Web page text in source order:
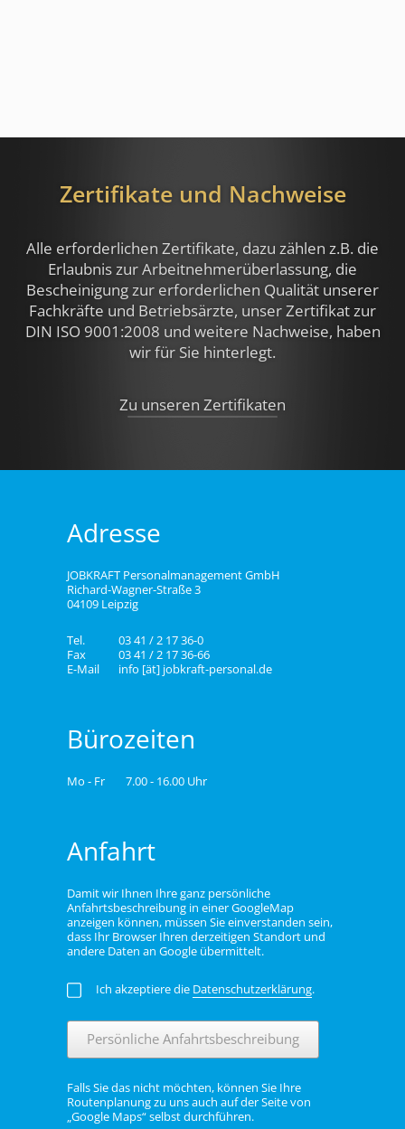
Zertifikate und Nachweise
Alle erforderlichen Zertifikate, dazu zählen z.B. die
Erlaubnis zur Arbeitnehmerüberlassung, die
Bescheinigung zur erforderlichen Qualität unserer
Fachkräfte und Betriebsärzte, unser Zertifikat zur
DIN ISO 9001:2008 und weitere Nachweise, haben
wir für Sie hinterlegt.
Zu unseren Zertifikaten
Adresse
JOBKRAFT Personalmanagement GmbH
Richard-Wagner-Straße 3
04109 Leipzig
Tel.
03 41 / 2 17 36-0
Fax
03 41 / 2 17 36-66
E-Mail
info [ät] jobkraft-personal.de
Bürozeiten
Mo - Fr 7.00 - 16.00 Uhr
Anfahrt
Damit wir Ihnen Ihre ganz persönliche
Anfahrtsbeschreibung in einer GoogleMap
anzeigen können, müssen Sie einverstanden sein,
dass Ihr Browser Ihren derzeitigen Standort und
andere Daten an Google übermittelt.
Ich akzeptiere die Datenschutzerklärung.
Persönliche Anfahrtsbeschreibung
Falls Sie das nicht möchten, können Sie Ihre
Routenplanung zu uns auch auf der Seite von
„Google Maps“ selbst durchführen.